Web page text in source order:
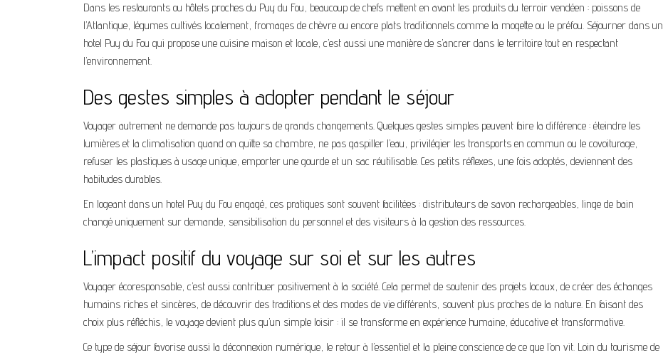
Dans les restaurants ou hôtels proches du Puy du Fou, beaucoup de chefs mettent en avant les produits du terroir vendéen : poissons de
l’Atlantique, légumes cultivés localement, fromages de chèvre ou encore plats traditionnels comme la mogette ou le préfou. Séjourner dans un
hotel Puy du Fou qui propose une cuisine maison et locale, c’est aussi une manière de s’ancrer dans le territoire tout en respectant
l’environnement.
Des gestes simples à adopter pendant le séjour
Voyager autrement ne demande pas toujours de grands changements. Quelques gestes simples peuvent faire la différence : éteindre les
lumières et la climatisation quand on quitte sa chambre, ne pas gaspiller l’eau, privilégier les transports en commun ou le covoiturage,
refuser les plastiques à usage unique, emporter une gourde et un sac réutilisable. Ces petits réflexes, une fois adoptés, deviennent des
habitudes durables.
En logeant dans un hotel Puy du Fou engagé, ces pratiques sont souvent facilitées : distributeurs de savon rechargeables, linge de bain
changé uniquement sur demande, sensibilisation du personnel et des visiteurs à la gestion des ressources.
L’impact positif du voyage sur soi et sur les autres
Voyager écoresponsable, c’est aussi contribuer positivement à la société. Cela permet de soutenir des projets locaux, de créer des échanges
humains riches et sincères, de découvrir des traditions et des modes de vie différents, souvent plus proches de la nature. En faisant des
choix plus réfléchis, le voyage devient plus qu’un simple loisir : il se transforme en expérience humaine, éducative et transformative.
Ce type de séjour favorise aussi la déconnexion numérique, le retour à l’essentiel et la pleine conscience de ce que l’on vit. Loin du tourisme de